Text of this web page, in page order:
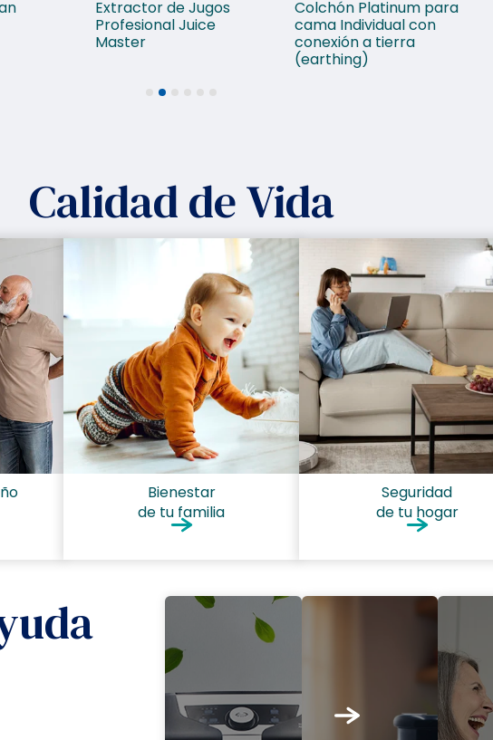
Extractor de Jugos
Profesional Juice
Master
Colchón Platinum para
cama Individual con
conexión a tierra
(earthing)
56
Calidad de Vida
Bienestar
de tu familia
Seguridad
de tu hogar